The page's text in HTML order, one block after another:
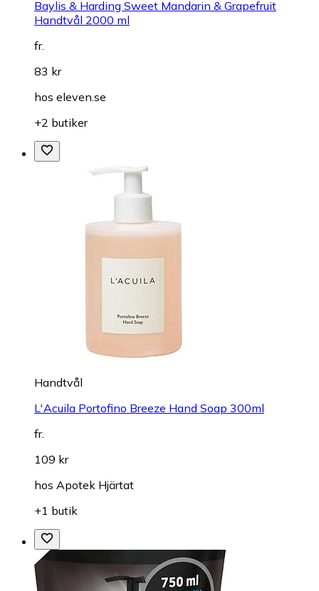
Baylis & Harding Sweet Mandarin & Grapefruit
Handtvål 2000 ml
fr.
83 kr
hos eleven.se
+2 butiker
Handtvål
L'Acuila Portofino Breeze Hand Soap 300ml
fr.
109 kr
hos Apotek Hjärtat
+1 butik